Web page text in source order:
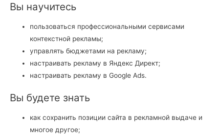
Вы научитесь
пользоваться профессиональными сервисами
контекстной рекламы;
управлять бюджетами на рекламу;
настраивать рекламу в Яндекс Директ;
настраивать рекламу в Google Ads.
Вы будете знать
как сохранить позиции сайта в рекламной выдаче и
многое другое;